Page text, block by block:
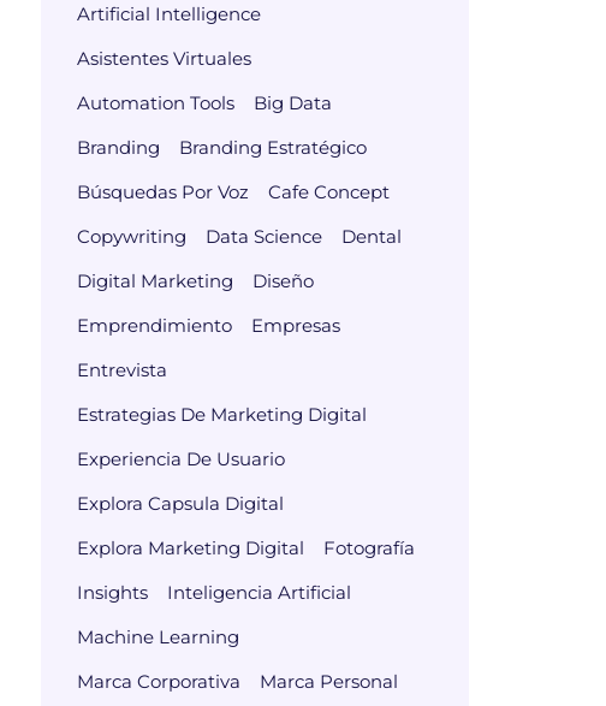
Artificial Intelligence
Asistentes Virtuales
Automation Tools
Big Data
Branding
Branding Estratégico
Búsquedas Por Voz
Cafe Concept
Copywriting
Data Science
Dental
Digital Marketing
Diseño
Emprendimiento
Empresas
Entrevista
Estrategias De Marketing Digital
Experiencia De Usuario
Explora Capsula Digital
Explora Marketing Digital
Fotografía
Insights
Inteligencia Artificial
Machine Learning
Marca Corporativa
Marca Personal